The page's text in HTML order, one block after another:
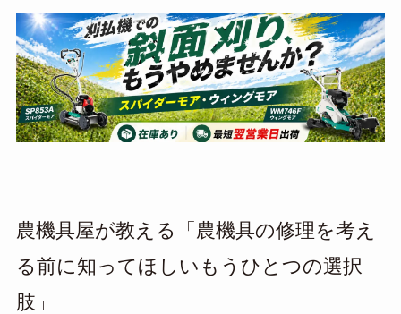
農機具屋が教える「農機具の修理を考え
る前に知ってほしいもうひとつの選択
肢」